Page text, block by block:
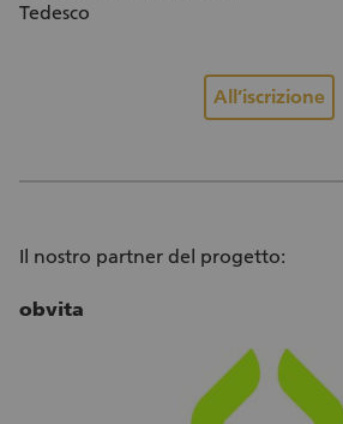
Tedesco
All’iscrizione
Il nostro partner del progetto:
obvita